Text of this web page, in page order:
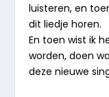
luisteren, en
dit liedje horen.
En toen wist ik
worden, doen
deze nieuwe